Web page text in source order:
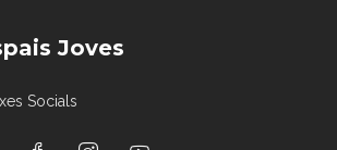
Joves
Socials